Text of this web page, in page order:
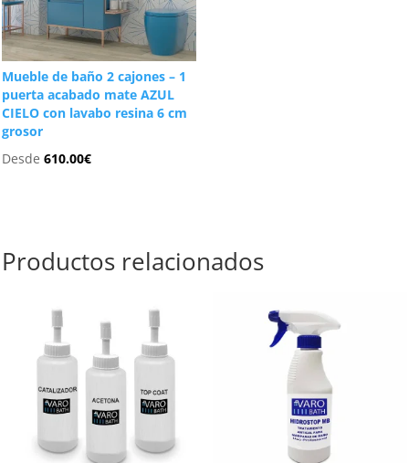
Mueble de baño 2 cajones – 1
puerta acabado mate AZUL
CIELO con lavabo resina 6 cm
grosor
Desde610.00€
Productos relacionados